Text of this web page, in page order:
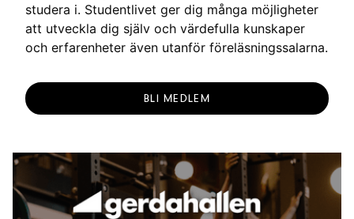
studera i. Studentlivet ger dig många möjligheter
att utveckla dig själv och värdefulla kunskaper
och erfarenheter även utanför föreläsningssalarna.
BLI MEDLEM